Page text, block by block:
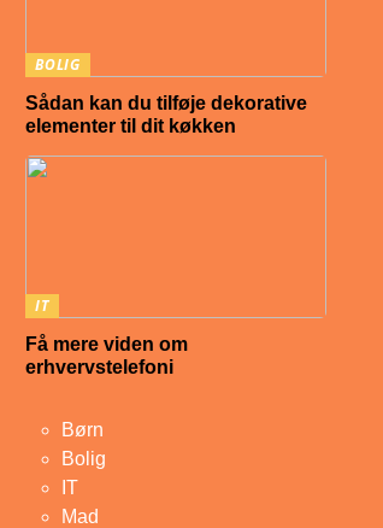
BOLIG
Sådan kan du tilføje dekorative
elementer til dit køkken
IT
Få mere viden om
erhvervstelefoni
Børn
Bolig
IT
Mad